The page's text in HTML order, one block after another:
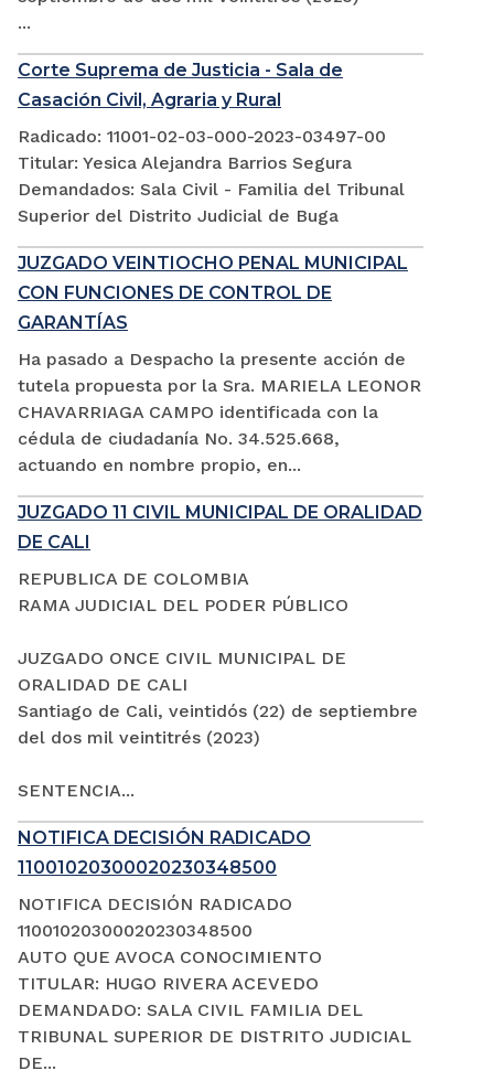
...
Corte Suprema de Justicia - Sala de
Casación Civil, Agraria y Rural
Radicado: 11001-02-03-000-2023-03497-00
Titular: Yesica Alejandra Barrios Segura
Demandados: Sala Civil - Familia del Tribunal
Superior del Distrito Judicial de Buga
JUZGADO VEINTIOCHO PENAL MUNICIPAL
CON FUNCIONES DE CONTROL DE
GARANTÍAS
Ha pasado a Despacho la presente acción de
tutela propuesta por la Sra. MARIELA LEONOR
CHAVARRIAGA CAMPO identificada con la
cédula de ciudadanía No. 34.525.668,
actuando en nombre propio, en...
JUZGADO 11 CIVIL MUNICIPAL DE ORALIDAD
DE CALI
REPUBLICA DE COLOMBIA
RAMA JUDICIAL DEL PODER PÚBLICO
JUZGADO ONCE CIVIL MUNICIPAL DE
ORALIDAD DE CALI
Santiago de Cali, veintidós (22) de septiembre
del dos mil veintitrés (2023)
SENTENCIA...
NOTIFICA DECISIÓN RADICADO
11001020300020230348500
NOTIFICA DECISIÓN RADICADO
11001020300020230348500
AUTO QUE AVOCA CONOCIMIENTO
TITULAR: HUGO RIVERA ACEVEDO
DEMANDADO: SALA CIVIL FAMILIA DEL
TRIBUNAL SUPERIOR DE DISTRITO JUDICIAL
DE...